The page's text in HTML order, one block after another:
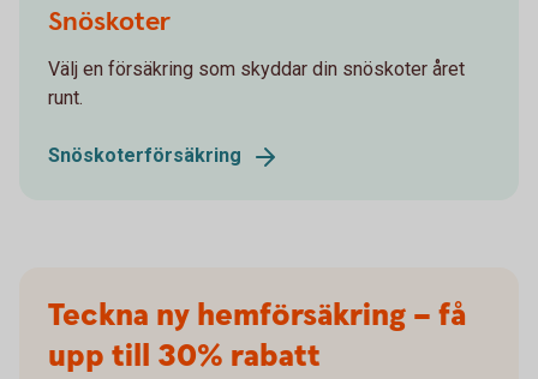
Snöskoter
Välj en försäkring som skyddar din snöskoter året
runt.
Snöskoterförsäkring
Teckna ny hemförsäkring – få
upp till 30% rabatt